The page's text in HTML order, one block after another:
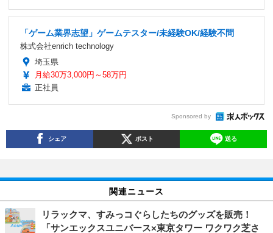
「ゲーム業界志望」ゲームテスター/未経験OK/経験不問
株式会社enrich technology
埼玉県
月給30万3,000円～58万円
正社員
Sponsored by
シェア ポスト 送る
関連ニュース
リラックマ、すみっコぐらしたちのグッズを販売！
「サンエックスユニバース×東京タワー ワクワク芝さ